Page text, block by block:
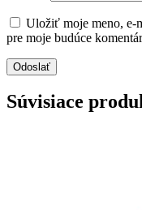
Uložiť moje meno, e-
pre moje budúce
Súvisiace